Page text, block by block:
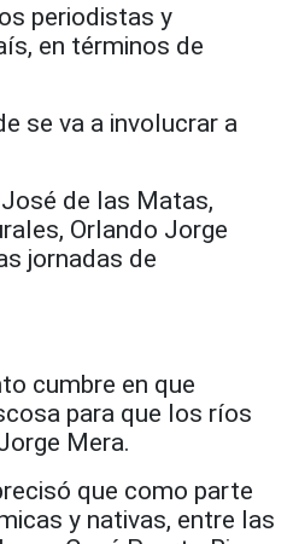
periodistas y
en términos de
se va a involucrar a
de las Matas,
Orlando Jorge
jornadas de
cumbre en que
para que los ríos
Mera.
que como parte
y nativas, entre las